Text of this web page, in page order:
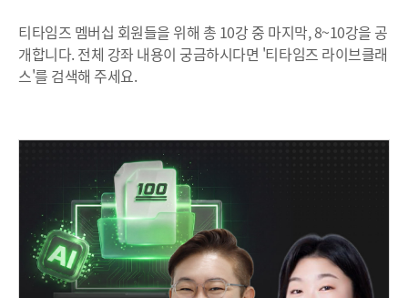
티타임즈 멤버십 회원들을 위해 총 10강 중 마지막, 8~10강을 공
개합니다. 전체 강좌 내용이 궁금하시다면 '티타임즈 라이브클래
스'를 검색해 주세요.